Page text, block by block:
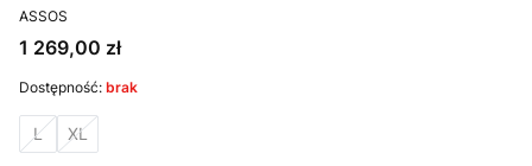
PRODUCENT
ASSOS
Cena
1 269,00 zł
Dostępność: brak
L XL